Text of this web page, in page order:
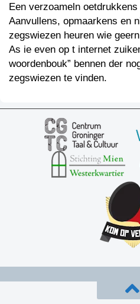
Een verzoameln
Aanvullens, opmaarkens en
zegswiezen heuren wie
As ie even op t internet
woordenbouk” bennen der
zegswiezen te vinden.